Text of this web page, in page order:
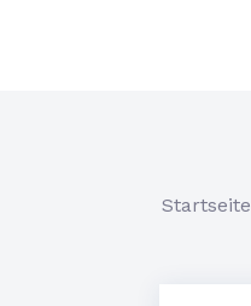
Startseite